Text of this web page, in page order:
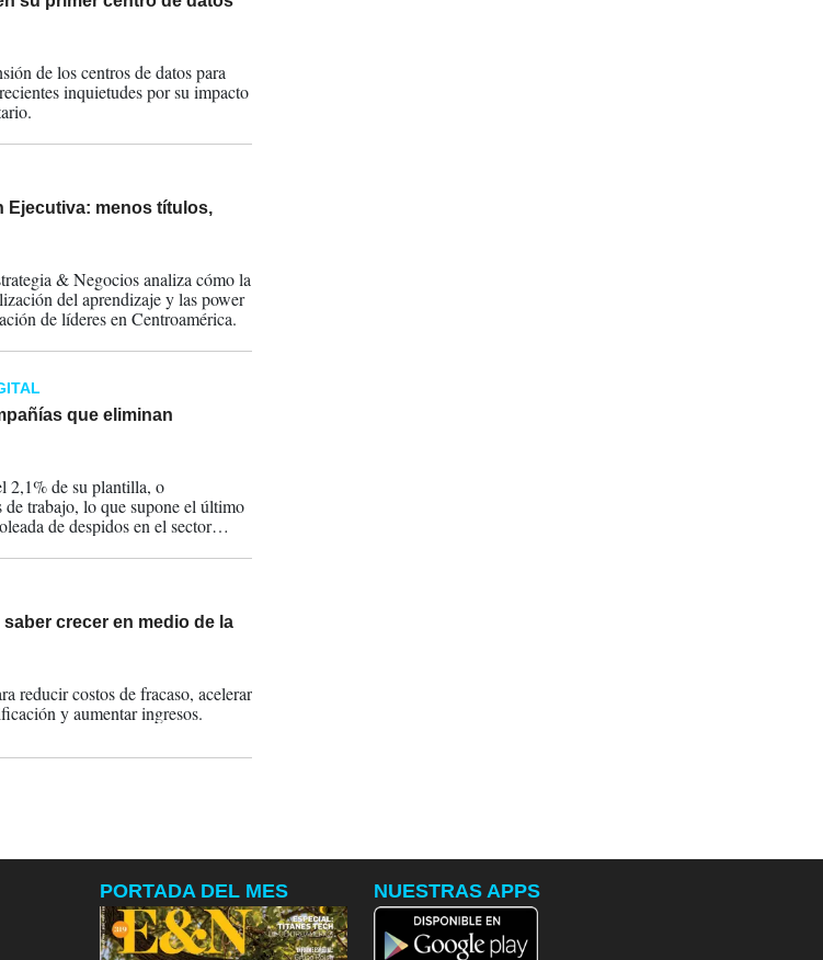
de los centros de datos para
inquietudes por su impacto
Ejecutiva: menos títulos,
& Negocios analiza cómo la
del aprendizaje y las power
de líderes en Centroamérica.
que eliminan
2,1% de su plantilla, o
trabajo, lo que supone el último
de despidos en el sector
crecer en medio de la
reducir costos de fracaso, acelerar
y aumentar ingresos.
PORTADA DEL MES NUESTRAS APPS